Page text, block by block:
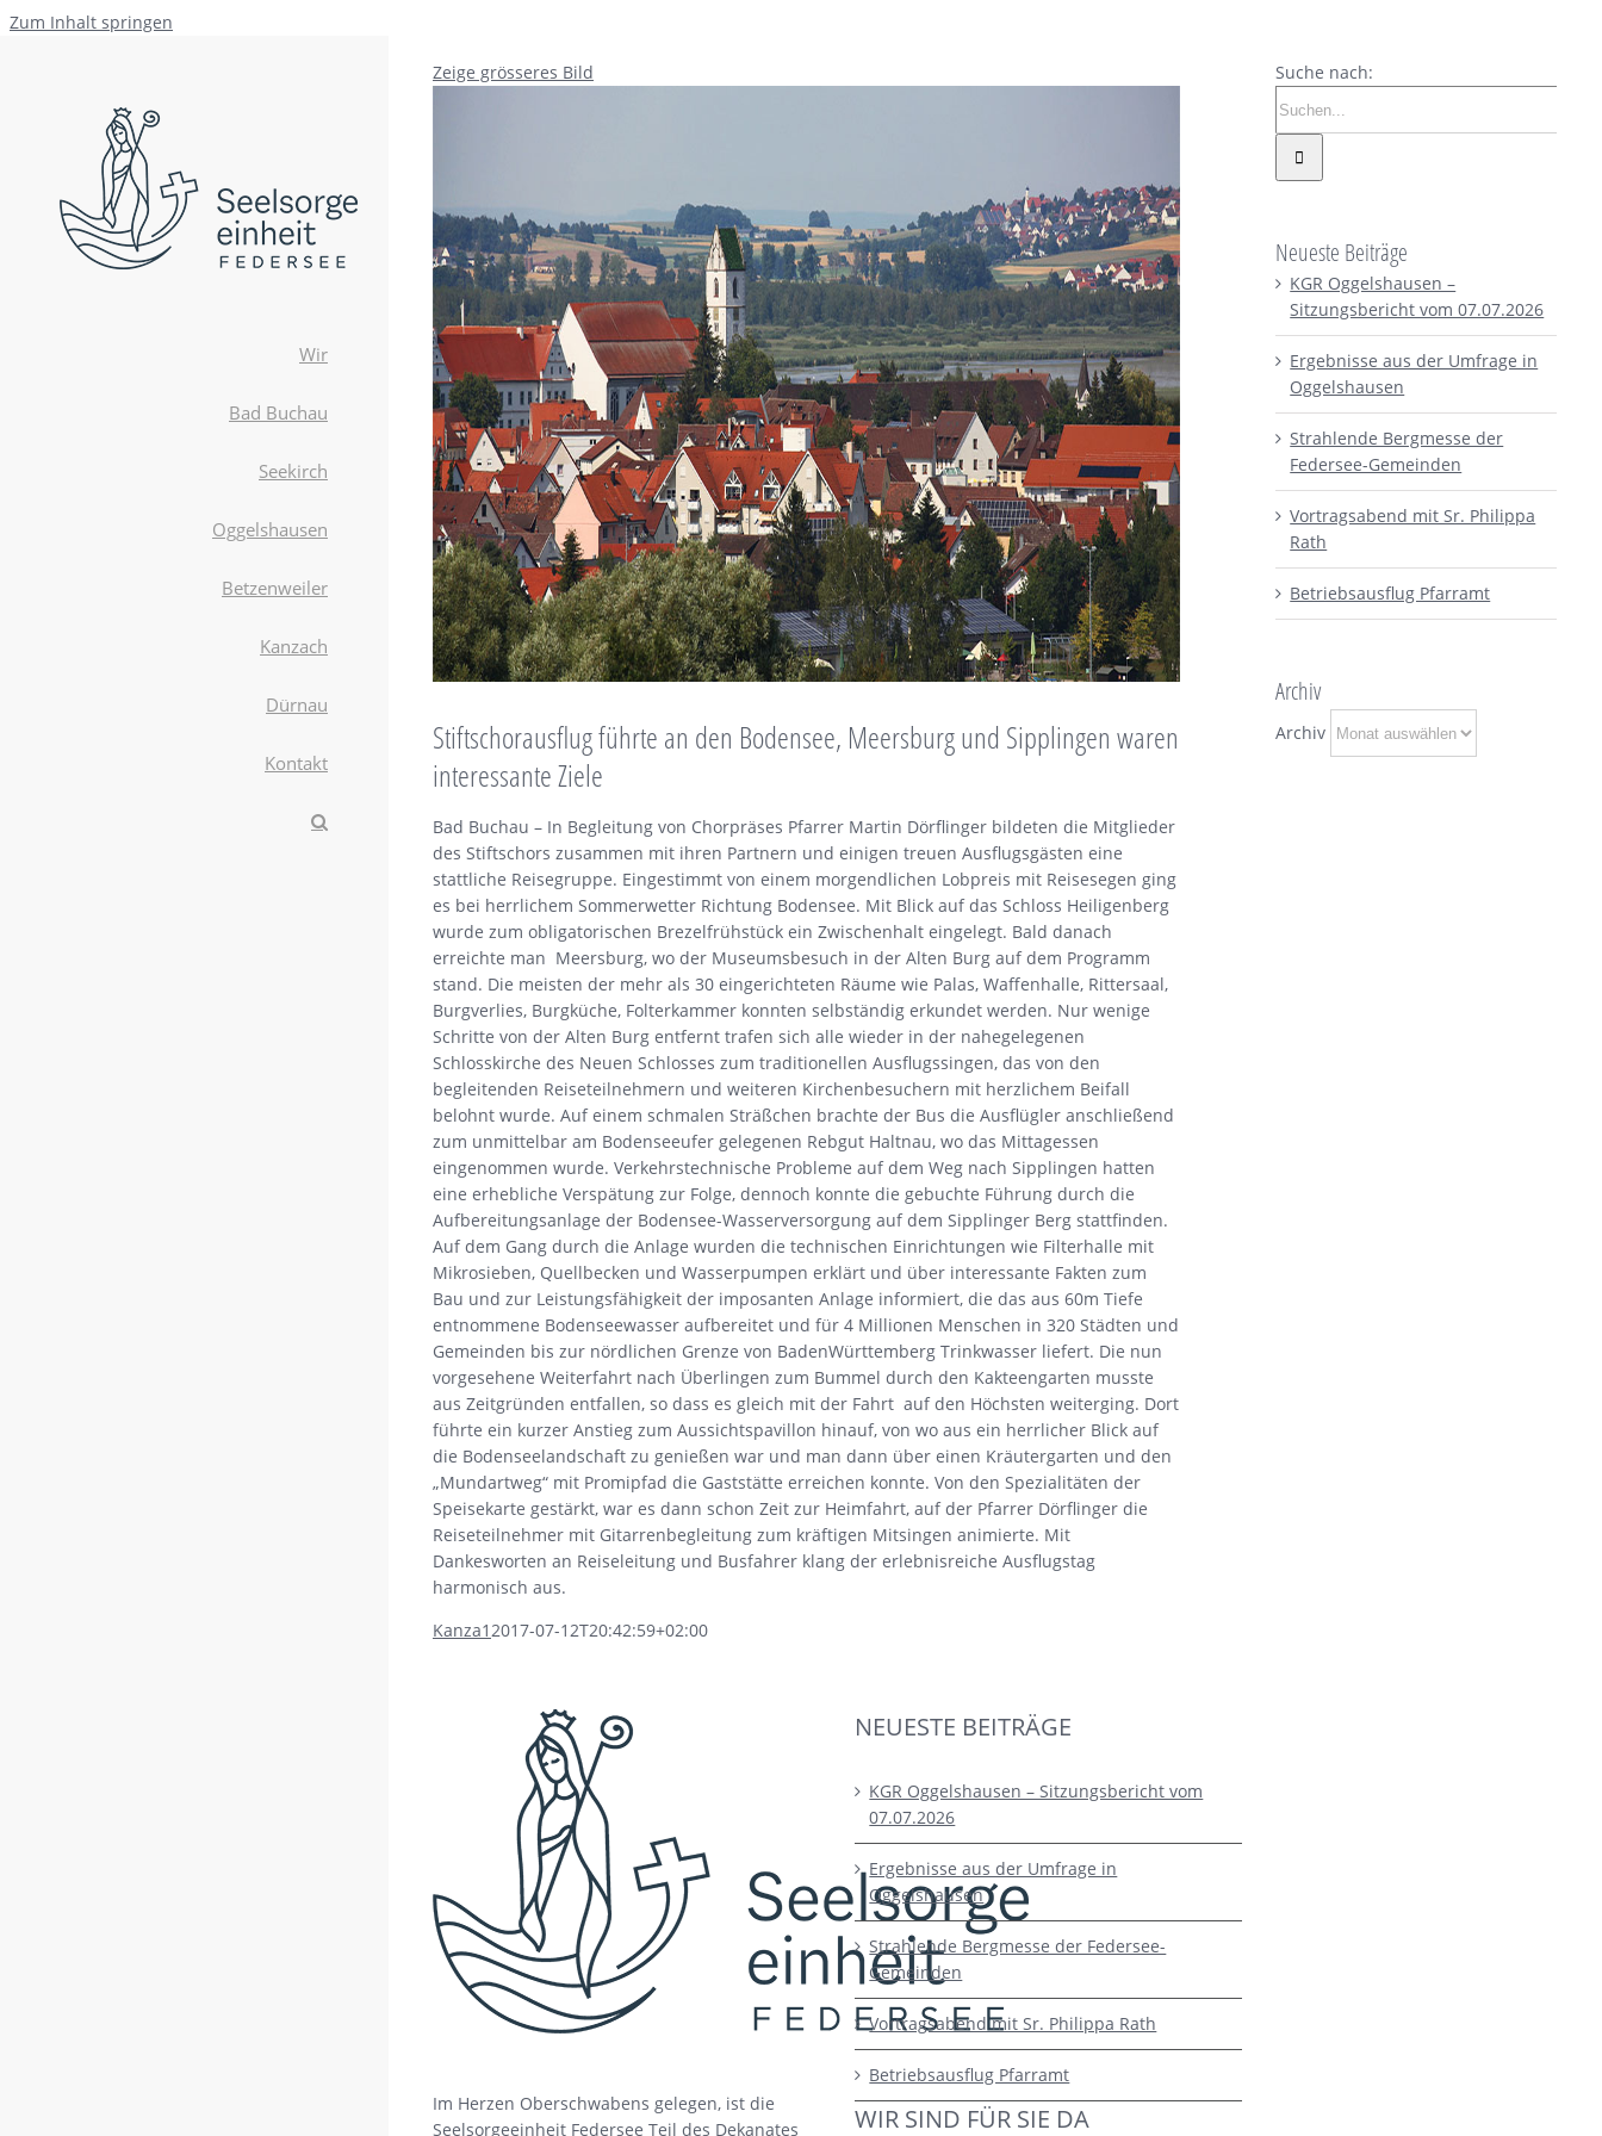
Zum Inhalt springen
Wir
Bad Buchau
Seekirch
Oggelshausen
Betzenweiler
Kanzach
Dürnau
Kontakt
Zeige grösseres Bild
Stiftschorausflug führte an den Bodensee, Meersburg und Sipplingen waren
interessante Ziele
Bad Buchau – In Begleitung von Chorpräses Pfarrer Martin Dörflinger bildeten die Mitglieder
des Stiftschors zusammen mit ihren Partnern und einigen treuen Ausflugsgästen eine
stattliche Reisegruppe. Eingestimmt von einem morgendlichen Lobpreis mit Reisesegen ging
es bei herrlichem Sommerwetter Richtung Bodensee. Mit Blick auf das Schloss Heiligenberg
wurde zum obligatorischen Brezelfrühstück ein Zwischenhalt eingelegt. Bald danach
erreichte man Meersburg, wo der Museumsbesuch in der Alten Burg auf dem Programm
stand. Die meisten der mehr als 30 eingerichteten Räume wie Palas, Waffenhalle, Rittersaal,
Burgverlies, Burgküche, Folterkammer konnten selbständig erkundet werden. Nur wenige
Schritte von der Alten Burg entfernt trafen sich alle wieder in der nahegelegenen
Schlosskirche des Neuen Schlosses zum traditionellen Ausflugssingen, das von den
begleitenden Reiseteilnehmern und weiteren Kirchenbesuchern mit herzlichem Beifall
belohnt wurde. Auf einem schmalen Sträßchen brachte der Bus die Ausflügler anschließend
zum unmittelbar am Bodenseeufer gelegenen Rebgut Haltnau, wo das Mittagessen
eingenommen wurde. Verkehrstechnische Probleme auf dem Weg nach Sipplingen hatten
eine erhebliche Verspätung zur Folge, dennoch konnte die gebuchte Führung durch die
Aufbereitungsanlage der Bodensee-Wasserversorgung auf dem Sipplinger Berg stattfinden.
Auf dem Gang durch die Anlage wurden die technischen Einrichtungen wie Filterhalle mit
Mikrosieben, Quellbecken und Wasserpumpen erklärt und über interessante Fakten zum
Bau und zur Leistungsfähigkeit der imposanten Anlage informiert, die das aus 60m Tiefe
entnommene Bodenseewasser aufbereitet und für 4 Millionen Menschen in 320 Städten und
Gemeinden bis zur nördlichen Grenze von BadenWürttemberg Trinkwasser liefert. Die nun
vorgesehene Weiterfahrt nach Überlingen zum Bummel durch den Kakteengarten musste
aus Zeitgründen entfallen, so dass es gleich mit der Fahrt auf den Höchsten weiterging. Dort
führte ein kurzer Anstieg zum Aussichtspavillon hinauf, von wo aus ein herrlicher Blick auf
die Bodenseelandschaft zu genießen war und man dann über einen Kräutergarten und den
„Mundartweg“ mit Promipfad die Gaststätte erreichen konnte. Von den Spezialitäten der
Speisekarte gestärkt, war es dann schon Zeit zur Heimfahrt, auf der Pfarrer Dörflinger die
Reiseteilnehmer mit Gitarrenbegleitung zum kräftigen Mitsingen animierte. Mit
Dankesworten an Reiseleitung und Busfahrer klang der erlebnisreiche Ausflugstag
harmonisch aus.
Kanza1 2017-07-12T20:42:59+02:00
Suche nach:
Neueste Beiträge
KGR Oggelshausen –
Sitzungsbericht vom 07.07.2026
Ergebnisse aus der Umfrage in
Oggelshausen
Strahlende Bergmesse der
Federsee-Gemeinden
Vortragsabend mit Sr. Philippa
Rath
Betriebsausflug Pfarramt
Archiv
Archiv
Im Herzen Oberschwabens gelegen, ist die
Seelsorgeeinheit Federsee Teil des Dekanates
NEUESTE BEITRÄGE
KGR Oggelshausen – Sitzungsbericht vom
07.07.2026
Ergebnisse aus der Umfrage in
Oggelshausen
Strahlende Bergmesse der Federsee-
Gemeinden
Vortragsabend mit Sr. Philippa Rath
Betriebsausflug Pfarramt
WIR SIND FÜR SIE DA